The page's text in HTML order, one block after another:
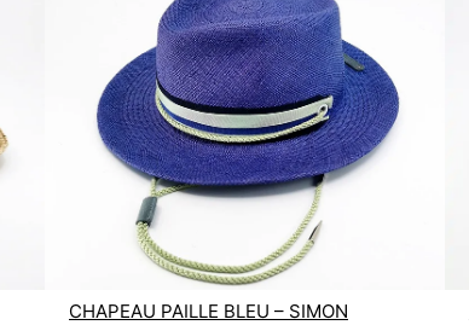
CHAPEAU PAILLE BLEU – SIMON